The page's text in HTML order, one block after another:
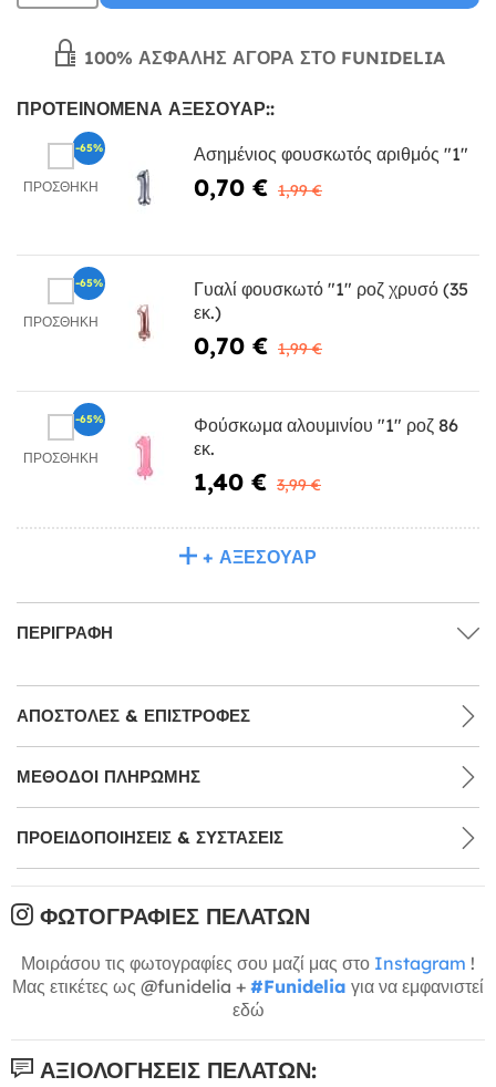
100% ΑΣΦΑΛΉΣ ΑΓΟΡΆ ΣΤΟ FUNIDELIA
ΠΡΟΤΕΙΝΌΜΕΝΑ ΑΞΕΣΟΥΆΡ::
ΠΡΟΣΘΉΚΗ
Ασημένιος φουσκωτός αριθμός "1"
0,70 € 1,99 €
-65%
ΠΡΟΣΘΉΚΗ
Γυαλί φουσκωτό "1" ροζ χρυσό (35
εκ.)
0,70 € 1,99 €
-65%
ΠΡΟΣΘΉΚΗ
Φούσκωμα αλουμινίου "1" ροζ 86
εκ.
1,40 € 3,99 €
-65%
+ ΑΞΕΣΟΥΆΡ
ΠΕΡΙΓΡΑΦΉ
ΑΠΟΣΤΟΛΈΣ & ΕΠΙΣΤΡΟΦΈΣ
ΜΕΘΌΔΟΙ ΠΛΗΡΩΜΉΣ
ΠΡΟΕΙΔΟΠΟΙΉΣΕΙΣ & ΣΥΣΤΆΣΕΙΣ
ΦΩΤΟΓΡΑΦΊΕΣ ΠΕΛΑΤΏΝ
Μοιράσου τις φωτογραφίες σου μαζί μας στο Instagram !
Μας ετικέτες ως @funidelia + #Funidelia για να εμφανιστεί
εδώ
ΑΞΙΟΛΟΓΉΣΕΙΣ ΠΕΛΑΤΏΝ: